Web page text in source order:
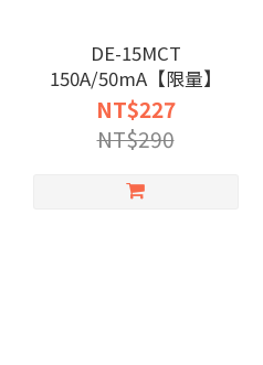
DE-15MCT
150A/50mA【限量】
NT$227
NT$290